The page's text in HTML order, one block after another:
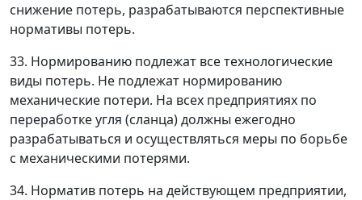
снижение потерь, разрабатываются перспективные
нормативы потерь.
33. Нормированию подлежат все технологические
виды потерь. Не подлежат нормированию
механические потери. На всех предприятиях по
переработке угля (сланца) должны ежегодно
разрабатываться и осуществляться меры по борьбе
с механическими потерями.
34. Норматив потерь на действующем предприятии,